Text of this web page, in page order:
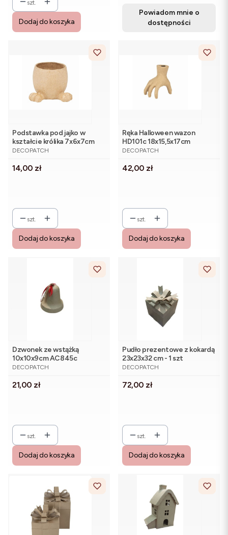
szt.
Dodaj do koszyka
Powiadom mnie o
dostępności
Podstawka pod jajko w
kształcie królika 7x6x7cm
AC918c
PRODUCENT
DECOPATCH
Cena
14,00 zł
szt.
Dodaj do koszyka
Ręka Halloween wazon
HD101c 18x15,5x17cm
PRODUCENT
DECOPATCH
Cena
42,00 zł
szt.
Dodaj do koszyka
Dzwonek ze wstążką
10x10x9cm AC845c
PRODUCENT
DECOPATCH
Cena
21,00 zł
szt.
Dodaj do koszyka
Pudło prezentowe z kokardą
23x23x32 cm - 1 szt
PRODUCENT
DECOPATCH
Cena
72,00 zł
szt.
Dodaj do koszyka